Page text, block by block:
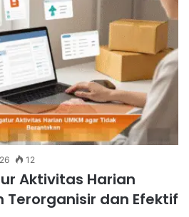
12
Aktivitas Harian
Terorganisir dan Efektif